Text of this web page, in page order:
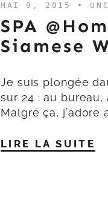
MAI 9, 2015 •
SPA
Siamese
Je suis plongée
sur 24 : au
Malgré ça, j’adore
LIRE LA SUITE